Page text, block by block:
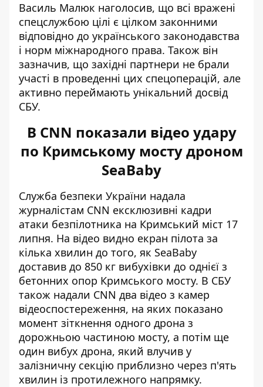
Василь Малюк наголосив, що всі вражені
спецслужбою цілі є цілком законними
відповідно до українського законодавства
і норм міжнародного права. Також він
зазначив, що західні партнери не брали
участі в проведенні цих спецоперацій, але
активно переймають унікальний досвід
СБУ.
В CNN показали відео удару
по Кримському мосту дроном
SeaBaby
Служба безпеки України надала
журналістам CNN ексклюзивні кадри
атаки безпілотника на Кримський міст 17
липня. На відео видно екран пілота за
кілька хвилин до того, як SeaBaby
доставив до 850 кг вибухівки до однієї з
бетонних опор Кримського мосту. В СБУ
також надали CNN два відео з камер
відеоспостереження, на яких показано
момент зіткнення одного дрона з
дорожньою частиною мосту, а потім ще
один вибух дрона, який влучив у
залізничну секцію приблизно через п'ять
хвилин із протилежного напрямку.